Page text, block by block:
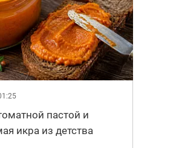
пастой и
икра из детства